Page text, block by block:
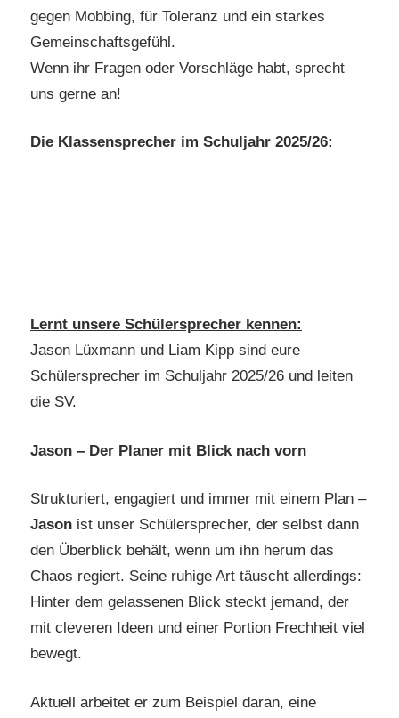
gegen Mobbing, für Toleranz und ein starkes
Gemeinschaftsgefühl.
Wenn ihr Fragen oder Vorschläge habt, sprecht
uns gerne an!
Die Klassensprecher im Schuljahr 2025/26:
Lernt unsere Schülersprecher kennen:
Jason Lüxmann und Liam Kipp sind eure
Schülersprecher im Schuljahr 2025/26 und leiten
die SV.
Jason – Der Planer mit Blick nach vorn
Strukturiert, engagiert und immer mit einem Plan –
Jason ist unser Schülersprecher, der selbst dann
den Überblick behält, wenn um ihn herum das
Chaos regiert. Seine ruhige Art täuscht allerdings:
Hinter dem gelassenen Blick steckt jemand, der
mit cleveren Ideen und einer Portion Frechheit viel
bewegt.
Aktuell arbeitet er zum Beispiel daran, eine